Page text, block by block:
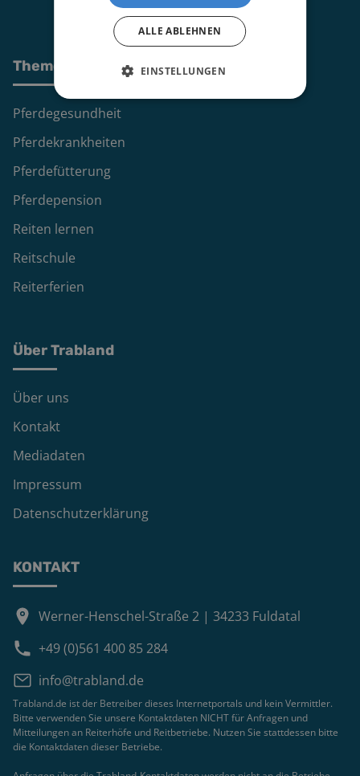
Themen
Pferdegesundheit
Pferdekrankheiten
Pferdefütterung
Pferdepension
Reiten lernen
Reitschule
Reiterferien
Über Trabland
Über uns
Kontakt
Mediadaten
Impressum
Datenschutzerklärung
KONTAKT
Werner-Henschel-Straße 2 | 34233 Fuldatal
+49 (0)561 400 85 284
info@trabland.de
Trabland.de ist der Betreiber dieses Internetportals und kein Vermittler.
Bitte verwenden Sie unsere Kontaktdaten NICHT für Anfragen und
Mitteilungen an Reiterhöfe und Reitbetriebe. Nutzen Sie stattdessen bitte
die Kontaktdaten dieser Betriebe.
ALLE ABLEHNEN
EINSTELLUNGEN